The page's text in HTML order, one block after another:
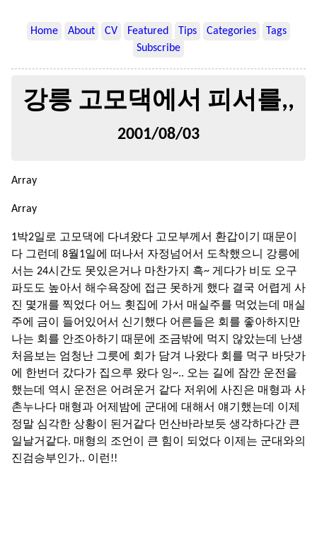
Home About CV Featured Tips Categories
Tags
Subscribe
강릉 고모댁에서 피서를,,
2001/08/03
Array
Array
1박2일로 고모댁에 다녀왔다 고모부께서 환갑이기 때문이
다 그런데 8월1일에 떠나서 자정넘어서 도착했으니 강릉에
서는 24시간도 못있은거나 마찬가지 흑~ 게다가 비도 오구
파도도 높아서 해수욕장에 접근 못하게 했다 결국 어렵게 사
진 몇개를 찍었다 어느 횟집에 가서 매실주를 먹었는데 매실
주에 금이 들어있어서 신기했다 어른들은 회를 좋아하지만
나는 회를 안조아하기 때문에 조금밖에 먹지 않았는데 난생
처음보는 엄청난 그릇에 회가 담겨 나왔다 회를 먹구 바닷가
에 한번더 갔다가 집으루 왔다 잉~.. 오는 길에 잠깐 운전을
했는데 역시 운전은 어려운거 같다 저위에 사진은 매형과 사
촌누나다 매형과 어제밤에 군대에 대해서 얘기했는데 이제
정말 심각한 상황이 된거같다 먼산바라보듯 생각하다간 큰
일날거같다. 매형의 조언이 큰 힘이 되었다 이제는 군대와의
진검승부인가.. 이런!!